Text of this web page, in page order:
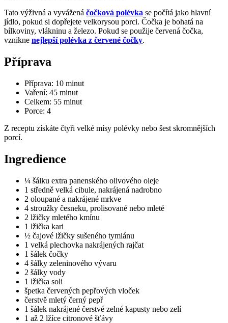
Tato výživná a vyvážená čočková polévka se počítá jako hlavní
jídlo, pokud si dopřejete velkorysou porci. Čočka je bohatá na
bílkoviny, vlákninu a železo. Pokud se použije červená čočka,
vznikne nejlepší polévka z červené čočky.
Příprava
Příprava: 10 minut
Vaření: 45 minut
Celkem: 55 minut
Porce: 4
Z receptu získáte čtyři velké mísy polévky nebo šest skromnějších
porcí.
Ingredience
¼ šálku extra panenského olivového oleje
1 středně velká cibule, nakrájená nadrobno
2 oloupané a nakrájené mrkve
4 stroužky česneku, prolisované nebo mleté
2 lžičky mletého kmínu
1 lžička kari
½ čajové lžičky sušeného tymiánu
1 velká plechovka nakrájených rajčat
1 šálek čočky
4 šálky zeleninového vývaru
2 šálky vody
1 lžička soli
špetka červených pepřových vloček
čerstvě mletý černý pepř
1 šálek nakrájené čerstvé zelné kapusty nebo zelí
1 až 2 lžíce citronové šťávy